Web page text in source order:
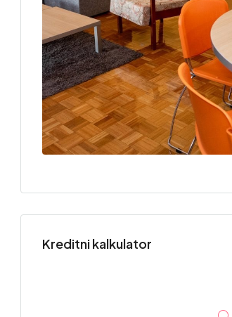
Kreditni kalkulator